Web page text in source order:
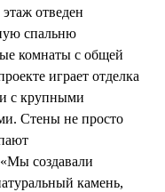
отведен
спальню
комнаты с общей
играет отделка
с крупными
Стены не просто
создавали
камень,